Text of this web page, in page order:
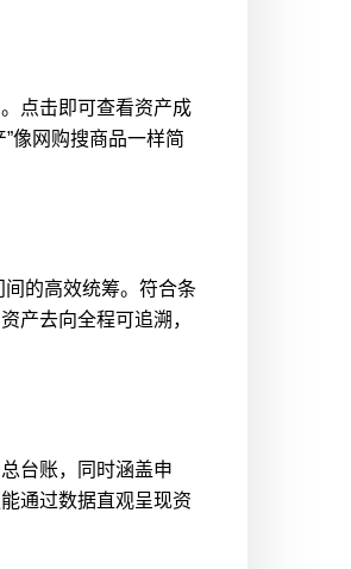
点击即可查看资产成
像网购搜商品一样简
的高效统筹。符合条
产去向全程可追溯，
台账，同时涵盖申
通过数据直观呈现资